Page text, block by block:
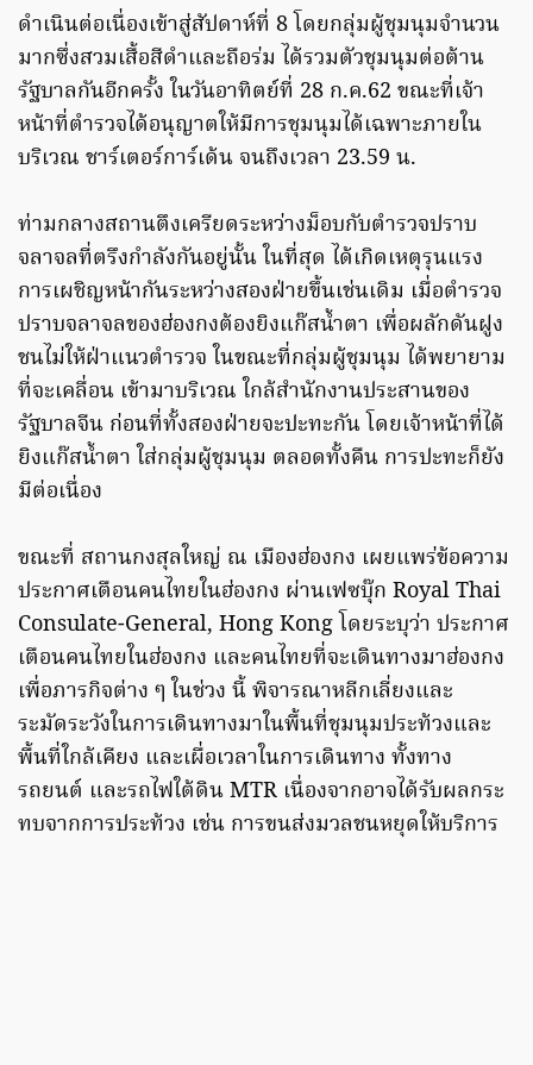
ดำเนินต่อเนื่องเข้าสู่สัปดาห์ที่ 8 โดยกลุ่มผู้ชุมนุมจำนวน
มากซึ่งสวมเสื้อสีดำและถือร่ม ได้รวมตัวชุมนุมต่อต้าน
รัฐบาลกันอีกครั้ง ในวันอาทิตย์ที่ 28 ก.ค.62 ขณะที่เจ้า
หน้าที่ตำรวจได้อนุญาตให้มีการชุมนุมได้เฉพาะภายใน
บริเวณ ชาร์เตอร์การ์เด้น จนถึงเวลา 23.59 น.
ท่ามกลางสถานตึงเครียดระหว่างม็อบกับตำรวจปราบ
จลาจลที่ตรึงกำลังกันอยู่นั้น ในที่สุด ได้เกิดเหตุรุนแรง
การเผชิญหน้ากันระหว่างสองฝ่ายขึ้นเช่นเดิม เมื่อตำรวจ
ปราบจลาจลของฮ่องกงต้องยิงแก๊สน้ำตา เพื่อผลักดันฝูง
ชนไม่ให้ฝ่าแนวตำรวจ ในขณะที่กลุ่มผู้ชุมนุม ได้พยายาม
ที่จะเคลื่อน เข้ามาบริเวณ ใกล้สำนักงานประสานของ
รัฐบาลจีน ก่อนที่ทั้งสองฝ่ายจะปะทะกัน โดยเจ้าหน้าที่ได้
ยิงแก๊สน้ำตา ใส่กลุ่มผู้ชุมนุม ตลอดทั้งคืน การปะทะก็ยัง
มีต่อเนื่อง
ขณะที่ สถานกงสุลใหญ่ ณ เมืองฮ่องกง เผยแพร่ข้อความ
ประกาศเตือนคนไทยในฮ่องกง ผ่านเฟซบุ๊ก Royal Thai
Consulate-General, Hong Kong โดยระบุว่า ประกาศ
เตือนคนไทยในฮ่องกง และคนไทยที่จะเดินทางมาฮ่องกง
เพื่อภารกิจต่าง ๆ ในช่วง นี้ พิจารณาหลีกเลี่ยงและ
ระมัดระวังในการเดินทางมาในพื้นที่ชุมนุมประท้วงและ
พื้นที่ใกล้เคียง และเผื่อเวลาในการเดินทาง ทั้งทาง
รถยนต์ และรถไฟใต้ดิน MTR เนื่องจากอาจได้รับผลกระ
ทบจากการประท้วง เช่น การขนส่งมวลชนหยุดให้บริการ